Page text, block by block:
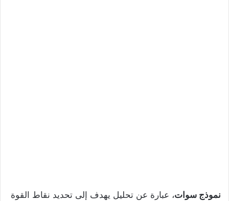
نموذج سوات، عبارة عن تحليل يهدف إلى تحديد نقاط القوة